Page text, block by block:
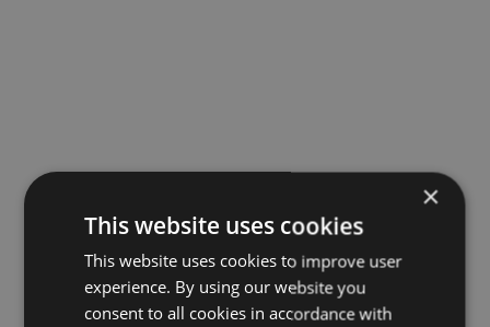
×
This website uses cookies
This website uses cookies to improve user
experience. By using our website you
consent to all cookies in accordance with